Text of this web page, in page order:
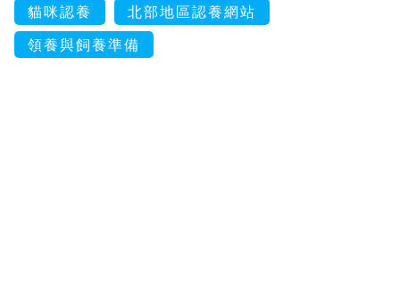
貓咪認養
北部地區認養網站
領養與飼養準備